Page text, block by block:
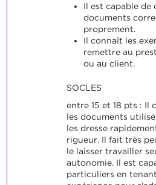
Il est capable de
documents
proprement.
Il connaît les
remettre au
ou au client.
SOCLES
entre 15 et 18 pts : Il
les documents
les dresse
rigueur. Il fait très
le laisser travailler
autonomie. Il est
particuliers en